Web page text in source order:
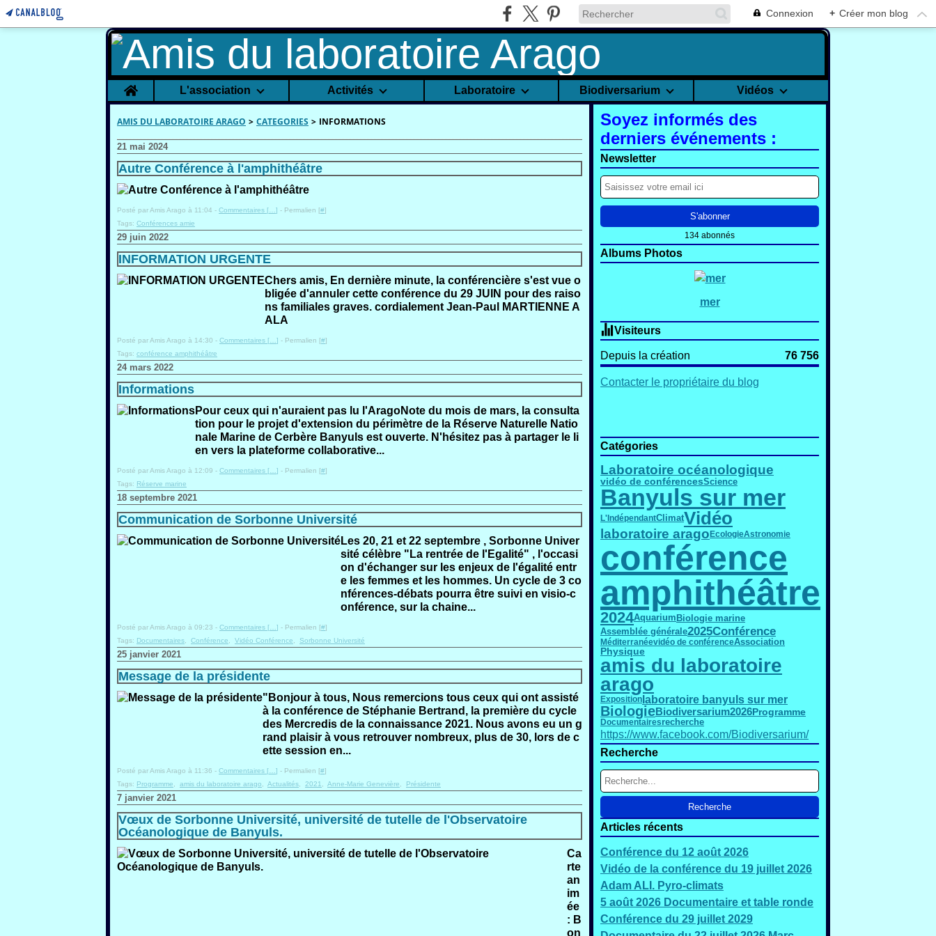
Connexion + Créer mon blog
Home L'association Activités Laboratoire Biodiversarium Vidéos
AMIS DU LABORATOIRE ARAGO > CATEGORIES > INFORMATIONS
21 mai 2024
Autre Conférence à l'amphithéâtre
Posté par Amis Arago à 11:04 - Commentaires [ ] - Permalien [#]
Tags: Conférences amie
29 juin 2022
INFORMATION URGENTE
Chers amis, En dernière minute, la conférencière s'est vue o
bligée d'annuler cette conférence du 29 JUIN pour des raiso
ns familiales graves. cordialement Jean-Paul MARTIENNE A
ALA
Posté par Amis Arago à 14:30 - Commentaires [ ] - Permalien [#]
Tags: conférence amphithéâtre
24 mars 2022
Informations
Pour ceux qui n'auraient pas lu l'AragoNote du mois de mars, la consulta
tion pour le projet d'extension du périmètre de la Réserve Naturelle Natio
nale Marine de Cerbère Banyuls est ouverte. N'hésitez pas à partager le li
en vers la plateforme collaborative...
Posté par Amis Arago à 12:09 - Commentaires [ ] - Permalien [#]
Tags: Réserve marine
18 septembre 2021
Communication de Sorbonne Université
Les 20, 21 et 22 septembre , Sorbonne Univer
sité célèbre "La rentrée de l'Egalité" , l'occasi
on d'échanger sur les enjeux de l'égalité entr
e les femmes et les hommes. Un cycle de 3 co
nférences-débats pourra être suivi en visio-c
onférence, sur la chaine...
Posté par Amis Arago à 09:23 - Commentaires [ ] - Permalien [#]
Tags: Documentaires Conférence Vidéo Conférence Sorbonne Université
25 janvier 2021
Message de la présidente
"Bonjour à tous, Nous remercions tous ceux qui ont assisté
à la conférence de Stéphanie Bertrand, la première du cycle
des Mercredis de la connaissance 2021. Nous avons eu un g
rand plaisir à vous retrouver nombreux, plus de 30, lors de c
ette session en...
Posté par Amis Arago à 11:36 - Commentaires [ ] - Permalien [#]
Tags: Programme amis du laboratoire arago Actualités 2021 Anne-Marie Genevière Présidente
7 janvier 2021
Vœux de Sorbonne Université, université de tutelle de l'Observatoire
Océanologique de Banyuls.
Ca
rte
an
im
ée
: B
on
Soyez informés des
derniers événements :
Newsletter
134 abonnés
Albums Photos
mer
Visiteurs
Depuis la création 76 756
Contacter le propriétaire du blog
Catégories
Laboratoire océanologique
vidéo de conférencesScience
Banyuls sur mer
L'IndépendantClimatVidéo
laboratoire aragoEcologieAstronomie
conférence
amphithéâtre
2024AquariumBiologie marine
Assemblée générale2025Conférence
Méditerranéevidéo de conférenceAssociation
Physique
amis du laboratoire
arago
Expositionlaboratoire banyuls sur mer
BiologieBiodiversarium2026Programme
Documentairesrecherche
https://www.facebook.com/Biodiversarium/
Recherche
Articles récents
Conférence du 12 août 2026
Vidéo de la conférence du 19 juillet 2026
Adam ALI. Pyro-climats
5 août 2026 Documentaire et table ronde
Conférence du 29 juillet 2029